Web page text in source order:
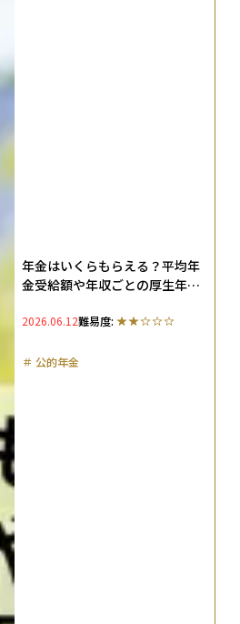
年金はいくらもらえる？平均年
金受給額や年収ごとの厚生年金
かを解説
2026.06.12難易度:
＃ 公的年金